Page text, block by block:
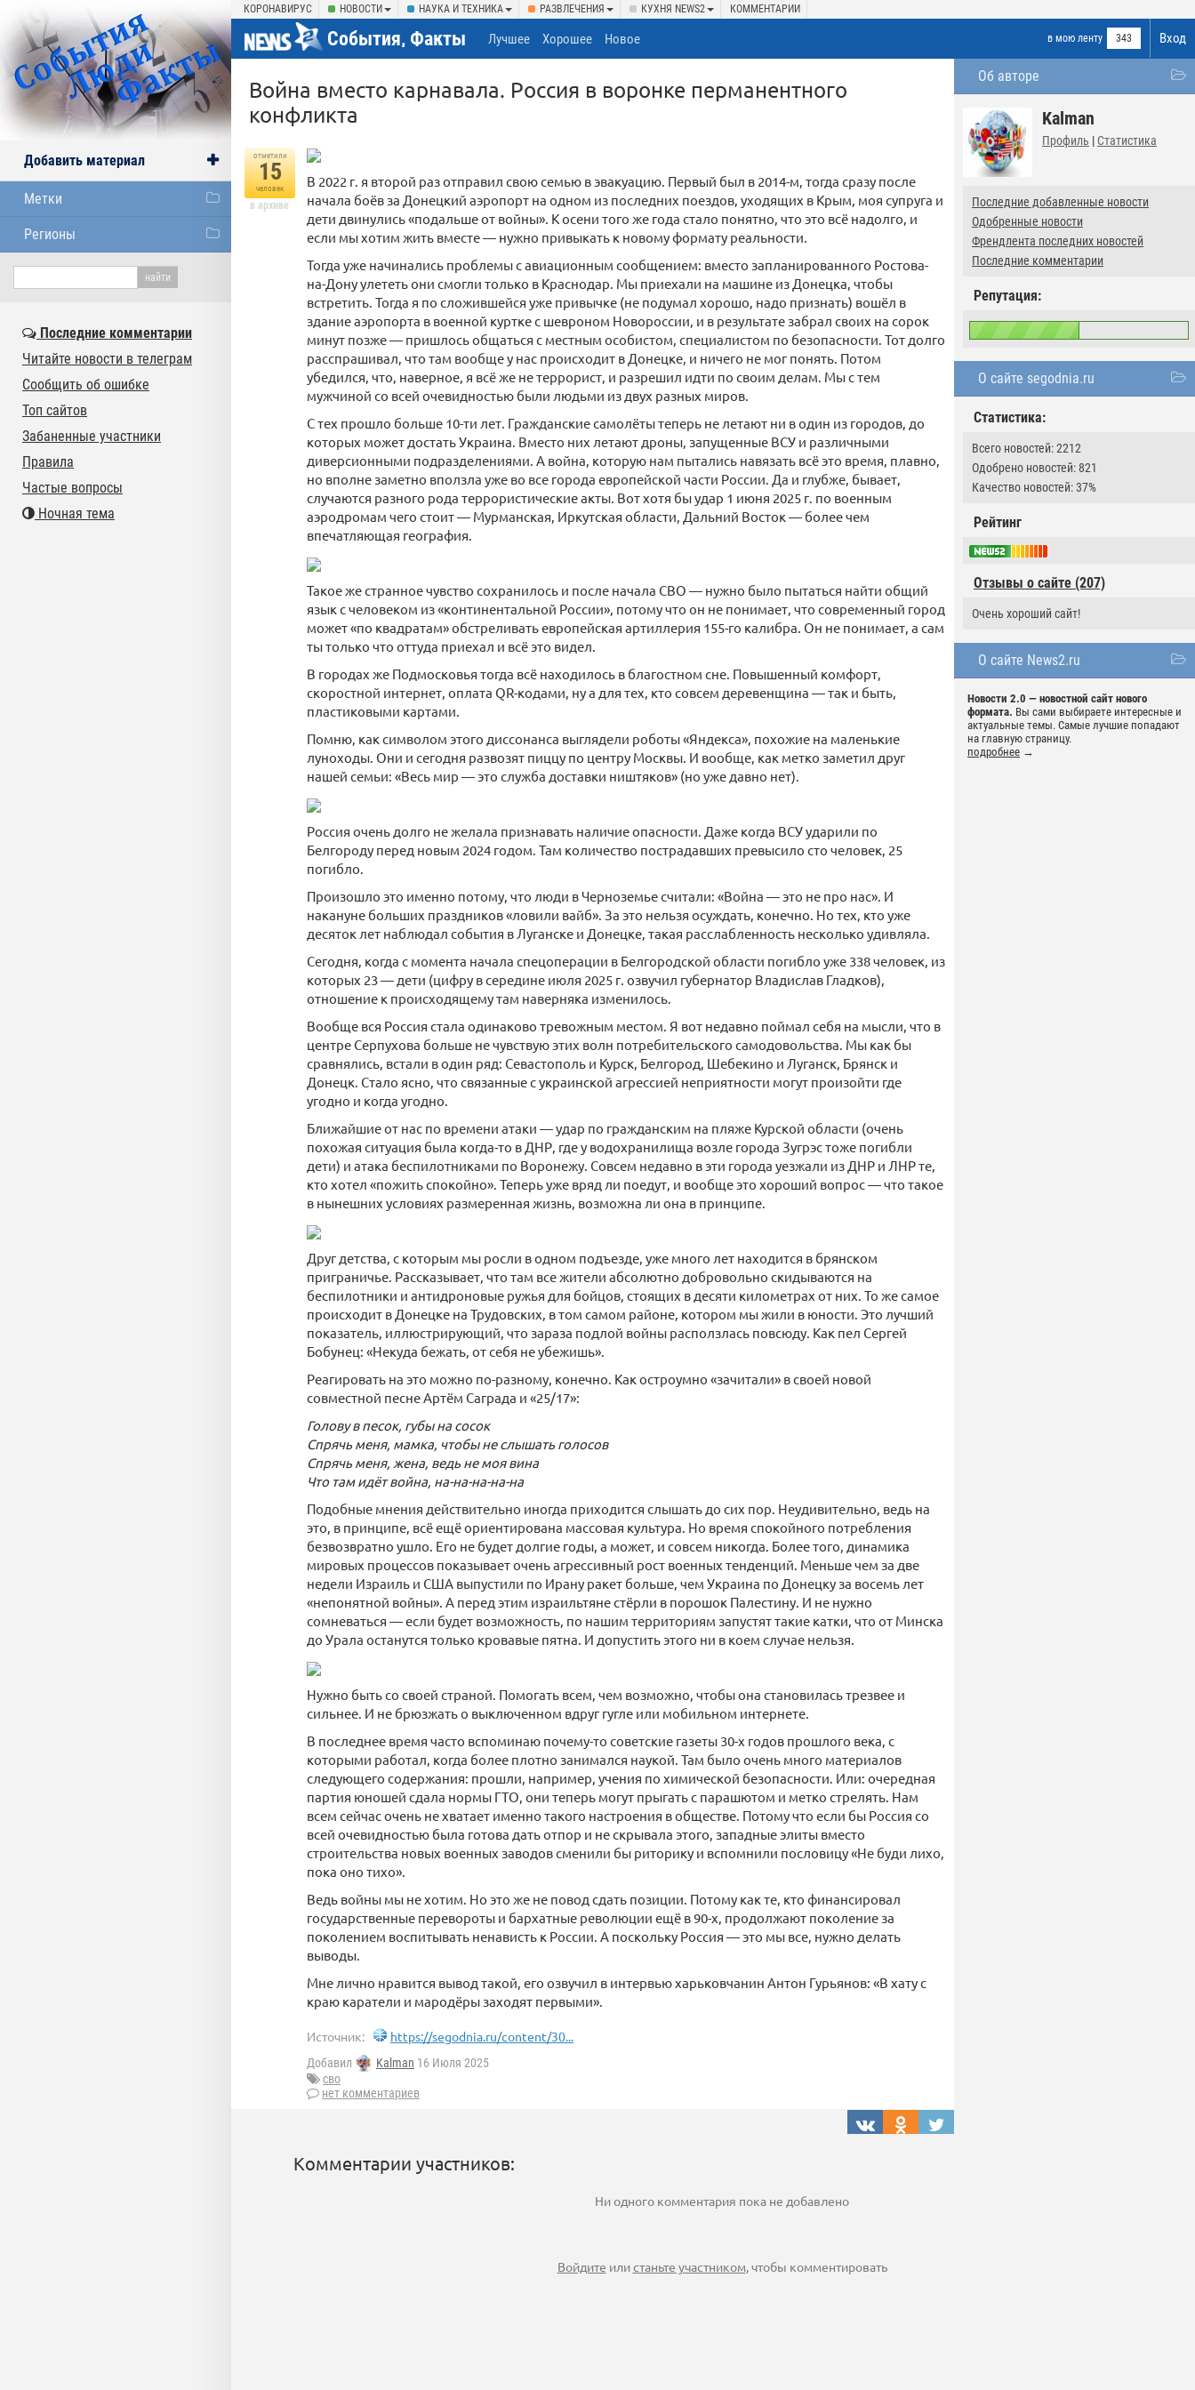
КОРОНАВИРУС НОВОСТИ НАУКА И ТЕХНИКА РАЗВЛЕЧЕНИЯ КУХНЯ NEWS2 КОММЕНТАРИИ
Вход
События, Факты в мою ленту 343
Лучшее Хорошее Новое
Об авторе
Kalman
Профиль | Статистика
Последние добавленные новости
Одобренные новости
Френдлента последних новостей
Последние комментарии
Репутация:
О сайте segodnia.ru
Статистика:
Всего новостей: 2212
Одобрено новостей: 821
Качество новостей: 37%
Рейтинг
Отзывы о сайте (207)
Очень хороший сайт!
О сайте News2.ru
Новости 2.0 — новостной сайт нового
формата. Вы сами выбираете интересные и
актуальные темы. Самые лучшие попадают
на главную страницу.
подробнее →
Война вместо карнавала. Россия в воронке перманентного
конфликта
отметили
15
человек
в архиве
В 2022 г. я второй раз отправил свою семью в эвакуацию. Первый был в 2014-м, тогда сразу после
начала боёв за Донецкий аэропорт на одном из последних поездов, уходящих в Крым, моя супруга и
дети двинулись «подальше от войны». К осени того же года стало понятно, что это всё надолго, и
если мы хотим жить вместе — нужно привыкать к новому формату реальности.
Тогда уже начинались проблемы с авиационным сообщением: вместо запланированного Ростова-
на-Дону улететь они смогли только в Краснодар. Мы приехали на машине из Донецка, чтобы
встретить. Тогда я по сложившейся уже привычке (не подумал хорошо, надо признать) вошёл в
здание аэропорта в военной куртке с шевроном Новороссии, и в результате забрал своих на сорок
минут позже — пришлось общаться с местным особистом, специалистом по безопасности. Тот долго
расспрашивал, что там вообще у нас происходит в Донецке, и ничего не мог понять. Потом
убедился, что, наверное, я всё же не террорист, и разрешил идти по своим делам. Мы с тем
мужчиной со всей очевидностью были людьми из двух разных миров.
С тех прошло больше 10-ти лет. Гражданские самолёты теперь не летают ни в один из городов, до
которых может достать Украина. Вместо них летают дроны, запущенные ВСУ и различными
диверсионными подразделениями. А война, которую нам пытались навязать всё это время, плавно,
но вполне заметно вползла уже во все города европейской части России. Да и глубже, бывает,
случаются разного рода террористические акты. Вот хотя бы удар 1 июня 2025 г. по военным
аэродромам чего стоит — Мурманская, Иркутская области, Дальний Восток — более чем
впечатляющая география.
Такое же странное чувство сохранилось и после начала СВО — нужно было пытаться найти общий
язык с человеком из «континентальной России», потому что он не понимает, что современный город
может «по квадратам» обстреливать европейская артиллерия 155-го калибра. Он не понимает, а сам
ты только что оттуда приехал и всё это видел.
В городах же Подмосковья тогда всё находилось в благостном сне. Повышенный комфорт,
скоростной интернет, оплата QR-кодами, ну а для тех, кто совсем деревенщина — так и быть,
пластиковыми картами.
Помню, как символом этого диссонанса выглядели роботы «Яндекса», похожие на маленькие
луноходы. Они и сегодня развозят пиццу по центру Москвы. И вообще, как метко заметил друг
нашей семьи: «Весь мир — это служба доставки ништяков» (но уже давно нет).
Россия очень долго не желала признавать наличие опасности. Даже когда ВСУ ударили по
Белгороду перед новым 2024 годом. Там количество пострадавших превысило сто человек, 25
погибло.
Произошло это именно потому, что люди в Черноземье считали: «Война — это не про нас». И
накануне больших праздников «ловили вайб». За это нельзя осуждать, конечно. Но тех, кто уже
десяток лет наблюдал события в Луганске и Донецке, такая расслабленность несколько удивляла.
Сегодня, когда с момента начала спецоперации в Белгородской области погибло уже 338 человек, из
которых 23 — дети (цифру в середине июля 2025 г. озвучил губернатор Владислав Гладков),
отношение к происходящему там наверняка изменилось.
Вообще вся Россия стала одинаково тревожным местом. Я вот недавно поймал себя на мысли, что в
центре Серпухова больше не чувствую этих волн потребительского самодовольства. Мы как бы
сравнялись, встали в один ряд: Севастополь и Курск, Белгород, Шебекино и Луганск, Брянск и
Донецк. Стало ясно, что связанные с украинской агрессией неприятности могут произойти где
угодно и когда угодно.
Ближайшие от нас по времени атаки — удар по гражданским на пляже Курской области (очень
похожая ситуация была когда-то в ДНР, где у водохранилища возле города Зугрэс тоже погибли
дети) и атака беспилотниками по Воронежу. Совсем недавно в эти города уезжали из ДНР и ЛНР те,
кто хотел «пожить спокойно». Теперь уже вряд ли поедут, и вообще это хороший вопрос — что такое
в нынешних условиях размеренная жизнь, возможна ли она в принципе.
Друг детства, с которым мы росли в одном подъезде, уже много лет находится в брянском
приграничье. Рассказывает, что там все жители абсолютно добровольно скидываются на
беспилотники и антидроновые ружья для бойцов, стоящих в десяти километрах от них. То же самое
происходит в Донецке на Трудовских, в том самом районе, котором мы жили в юности. Это лучший
показатель, иллюстрирующий, что зараза подлой войны расползлась повсюду. Как пел Сергей
Бобунец: «Некуда бежать, от себя не убежишь».
Реагировать на это можно по-разному, конечно. Как остроумно «зачитали» в своей новой
совместной песне Артём Саграда и «25/17»:
Голову в песок, губы на сосок
Спрячь меня, мамка, чтобы не слышать голосов
Спрячь меня, жена, ведь не моя вина
Что там идёт война, на-на-на-на-на
Подобные мнения действительно иногда приходится слышать до сих пор. Неудивительно, ведь на
это, в принципе, всё ещё ориентирована массовая культура. Но время спокойного потребления
безвозвратно ушло. Его не будет долгие годы, а может, и совсем никогда. Более того, динамика
мировых процессов показывает очень агрессивный рост военных тенденций. Меньше чем за две
недели Израиль и США выпустили по Ирану ракет больше, чем Украина по Донецку за восемь лет
«непонятной войны». А перед этим израильтяне стёрли в порошок Палестину. И не нужно
сомневаться — если будет возможность, по нашим территориям запустят такие катки, что от Минска
до Урала останутся только кровавые пятна. И допустить этого ни в коем случае нельзя.
Нужно быть со своей страной. Помогать всем, чем возможно, чтобы она становилась трезвее и
сильнее. И не брюзжать о выключенном вдруг гугле или мобильном интернете.
В последнее время часто вспоминаю почему-то советские газеты 30-х годов прошлого века, с
которыми работал, когда более плотно занимался наукой. Там было очень много материалов
следующего содержания: прошли, например, учения по химической безопасности. Или: очередная
партия юношей сдала нормы ГТО, они теперь могут прыгать с парашютом и метко стрелять. Нам
всем сейчас очень не хватает именно такого настроения в обществе. Потому что если бы Россия со
всей очевидностью была готова дать отпор и не скрывала этого, западные элиты вместо
строительства новых военных заводов сменили бы риторику и вспомнили пословицу «Не буди лихо,
пока оно тихо».
Ведь войны мы не хотим. Но это же не повод сдать позиции. Потому как те, кто финансировал
государственные перевороты и бархатные революции ещё в 90-х, продолжают поколение за
поколением воспитывать ненависть к России. А поскольку Россия — это мы все, нужно делать
выводы.
Мне лично нравится вывод такой, его озвучил в интервью харьковчанин Антон Гурьянов: «В хату с
краю каратели и мародёры заходят первыми».
Источник: https://segodnia.ru/content/30...
Добавил Kalman 16 Июля 2025
сво
нет комментариев
Комментарии участников:
Ни одного комментария пока не добавлено
Войдите илистаньте участником, чтобы комментировать
Добавить материал
Метки
Регионы
Последние комментарии
Читайте новости в телеграм
Сообщить об ошибке
Топ сайтов
Забаненные участники
Правила
Частые вопросы
Ночная тема